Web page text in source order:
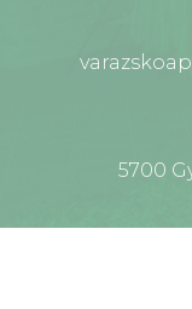
5700